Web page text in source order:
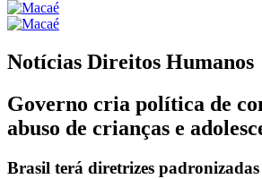
Notícias Direitos Humanos
Governo cria política de
abuso de crianças e
Brasil terá diretrizes